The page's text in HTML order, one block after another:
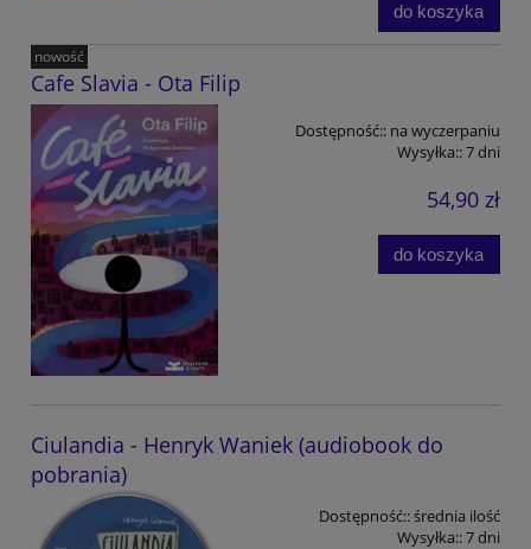
do koszyka
Cafe Slavia - Ota Filip
Dostępność:: na wyczerpaniu
Wysyłka::7 dni
54,90 zł
do koszyka
nowość
Ciulandia - Henryk Waniek (audiobook do
pobrania)
Dostępność::średnia ilość
Wysyłka::7 dni